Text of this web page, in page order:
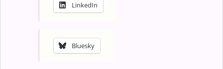
LinkedIn
Bluesky